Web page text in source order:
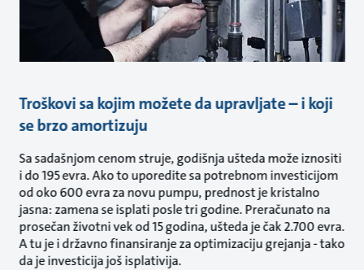
Troškovi sa kojim možete da upravljate – i koji
se brzo amortizuju
Sa sadašnjom cenom struje, godišnja ušteda može iznositi
i do 195 evra. Ako to uporedite sa potrebnom investicijom
od oko 600 evra za novu pumpu, prednost je kristalno
jasna: zamena se isplati posle tri godine. Preračunato na
prosečan životni vek od 15 godina, ušteda je čak 2.700 evra.
A tu je i državno finansiranje za optimizaciju grejanja - tako
da je investicija još isplativija.